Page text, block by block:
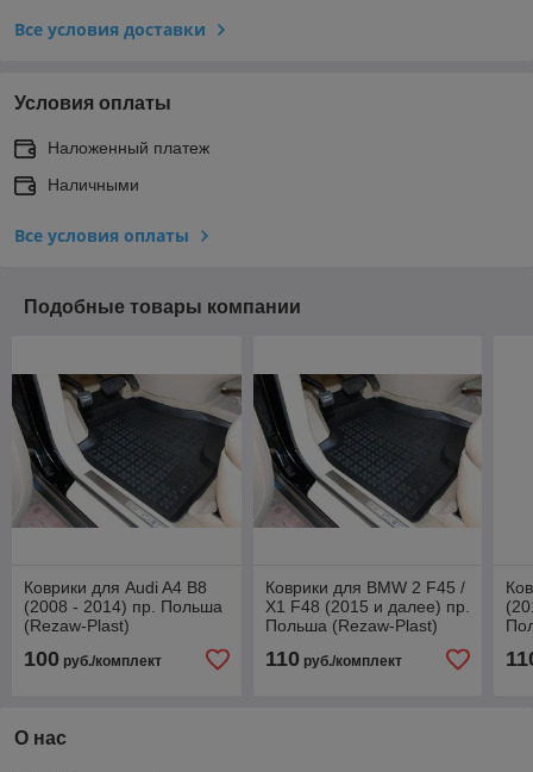
Все условия доставки
Условия оплаты
Наложенный платеж
Наличными
Все условия оплаты
Подобные товары компании
Коврики для Audi A4 B8
(2008 - 2014) пр. Польша
(Rezaw-Plast)
100 руб./комплект
Коврики для BMW 2 F45 /
X1 F48 (2015 и далее) пр.
Польша (Rezaw-Plast)
110руб./комплект
О нас